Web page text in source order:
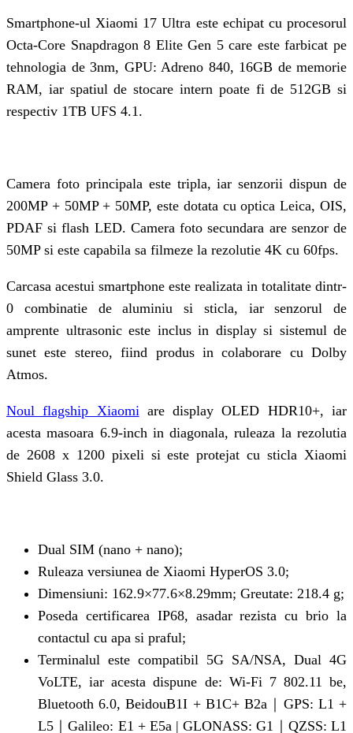
Smartphone-ul Xiaomi 17 Ultra este echipat cu procesorul
Octa-Core Snapdragon 8 Elite Gen 5 care este farbicat pe
tehnologia de 3nm, GPU: Adreno 840, 16GB de memorie
RAM, iar spatiul de stocare intern poate fi de 512GB si
respectiv 1TB UFS 4.1.
Camera foto principala este tripla, iar senzorii dispun de
200MP + 50MP + 50MP, este dotata cu optica Leica, OIS,
PDAF si flash LED. Camera foto secundara are senzor de
50MP si este capabila sa filmeze la rezolutie 4K cu 60fps.
Carcasa acestui smartphone este realizata in totalitate dintr-
0 combinatie de aluminiu si sticla, iar senzorul de
amprente ultrasonic este inclus in display si sistemul de
sunet este stereo, fiind produs in colaborare cu Dolby
Atmos.
Noul flagship Xiaomi are display OLED HDR10+, iar
acesta masoara 6.9-inch in diagonala, ruleaza la rezolutia
de 2608 x 1200 pixeli si este protejat cu sticla Xiaomi
Shield Glass 3.0.
Dual SIM (nano + nano);
Ruleaza versiunea de Xiaomi HyperOS 3.0;
Dimensiuni: 162.9×77.6×8.29mm; Greutate: 218.4 g;
Poseda certificarea IP68, asadar rezista cu brio la
contactul cu apa si praful;
Terminalul este compatibil 5G SA/NSA, Dual 4G
VoLTE, iar acesta dispune de: Wi-Fi 7 802.11 be,
Bluetooth 6.0, BeidouB1I + B1C+ B2a｜GPS: L1 +
L5｜Galileo: E1 + E5a | GLONASS: G1｜QZSS: L1